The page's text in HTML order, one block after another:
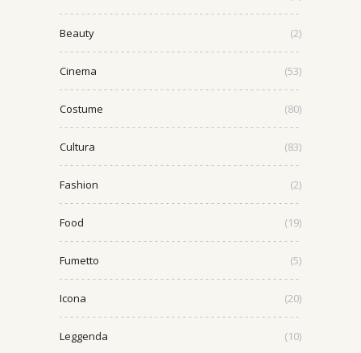
Beauty (2)
Cinema (53)
Costume (80)
Cultura (83)
Fashion (2)
Food (19)
Fumetto (5)
Icona (20)
Leggenda (10)